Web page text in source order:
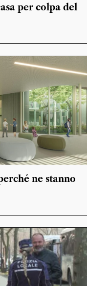
per colpa del
ne stanno